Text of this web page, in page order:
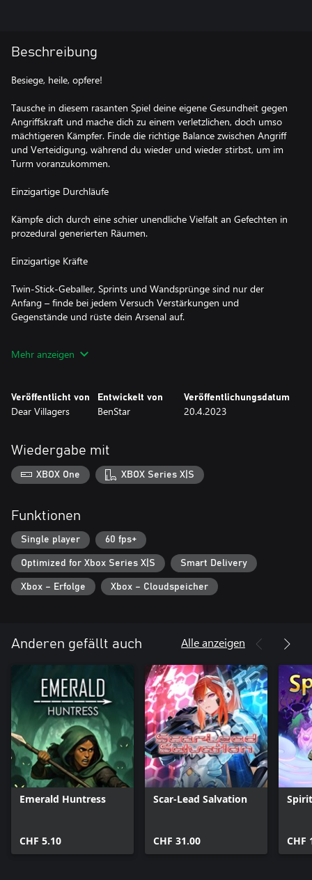
Beschreibung
Besiege, heile, opfere!
Tausche in diesem rasanten Spiel deine eigene Gesundheit gegen
Angriffskraft und mache dich zu einem verletzlichen, doch umso
mächtigeren Kämpfer. Finde die richtige Balance zwischen Angriff
und Verteidigung, während du wieder und wieder stirbst, um im
Turm voranzukommen.
Einzigartige Durchläufe
Kämpfe dich durch eine schier unendliche Vielfalt an Gefechten in
prozedural generierten Räumen.
Einzigartige Kräfte
Twin-Stick-Geballer, Sprints und Wandsprünge sind nur der
Anfang – finde bei jedem Versuch Verstärkungen und
Gegenstände und rüste dein Arsenal auf.
deinen Gegnern farbige Umrisse, um sie leichter zu verfolgen,
oder wähle den passenden Grad der Zielhilfe für dich.
Entdecke eine geheimnisvolle Welt
Erkunde eine unterirdische U-Bahn-Linie, die mit Monstern
verseucht und mit schillernden Charakteren erfüllt ist, die dir auf
und lass dich dort von Aufzügen in die Höhen eines sich ständig
Hol dir dein verlorenes Gedächtnis zurück
Ein namenloses Kind ohne Erinnerungen erwacht in der U-Bahn
mit einem vagen Gefühl der Bestimmung und dem Wunsch, den
maskierter Gestalten und Monster.
Mehr anzeigen
Veröffentlicht von
Dear Villagers
Entwickelt von
BenStar
Veröffentlichungsdatum
20.4.2023
Wiedergabe mit
XBOX One XBOX Series X|S
Funktionen
Single player 60 fps+
Optimized for Xbox Series X|S Smart Delivery
Xbox – Erfolge Xbox – Cloudspeicher
Anderen gefällt auch Alle anzeigen
Emerald Huntress
CHF 5.10
Scar-Lead Salvation
CHF 31.00 CHF